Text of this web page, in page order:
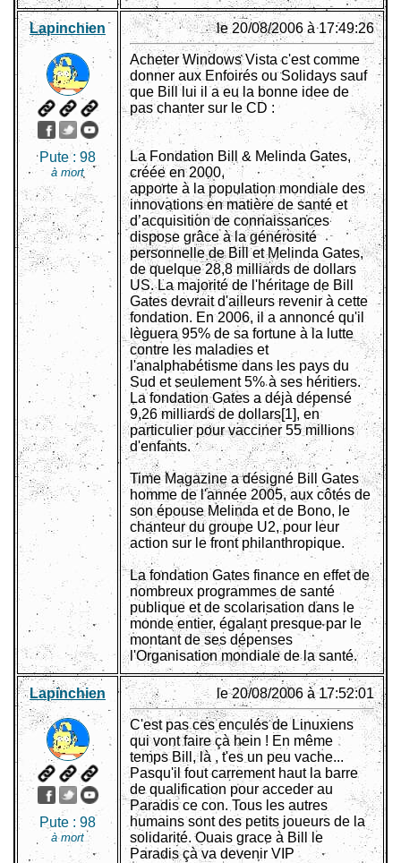
Lapinchien
Pute : 98
à mort
le 20/08/2006 à 17:49:26
Acheter Windows Vista c'est comme
donner aux Enfoirés ou Solidays sauf
que Bill lui il a eu la bonne idee de
pas chanter sur le CD :
La Fondation Bill & Melinda Gates,
créée en 2000,
apporte à la population mondiale des
innovations en matière de santé et
d’acquisition de connaissances
dispose grâce à la générosité
personnelle de Bill et Melinda Gates,
de quelque 28,8 milliards de dollars
US. La majorité de l'héritage de Bill
Gates devrait d'ailleurs revenir à cette
fondation. En 2006, il a annoncé qu'il
lèguera 95% de sa fortune à la lutte
contre les maladies et
l'analphabétisme dans les pays du
Sud et seulement 5% à ses héritiers.
La fondation Gates a déjà dépensé
9,26 milliards de dollars[1], en
particulier pour vacciner 55 millions
d'enfants.
Time Magazine a désigné Bill Gates
homme de l'année 2005, aux côtés de
son épouse Melinda et de Bono, le
chanteur du groupe U2, pour leur
action sur le front philanthropique.
La fondation Gates finance en effet de
nombreux programmes de santé
publique et de scolarisation dans le
monde entier, égalant presque par le
montant de ses dépenses
l'Organisation mondiale de la santé.
Lapinchien
Pute : 98
à mort
le 20/08/2006 à 17:52:01
C'est pas ces enculés de Linuxiens
qui vont faire çà hein ! En même
temps Bill, là , t'es un peu vache...
Pasqu'il fout carrement haut la barre
de qualification pour acceder au
Paradis ce con. Tous les autres
humains sont des petits joueurs de la
solidarité. Ouais grace à Bill le
Paradis çà va devenir VIP